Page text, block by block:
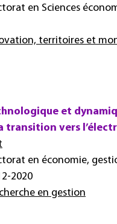
en Sciences
territoires et
et
transition vers
en économie,
2020
en gestion